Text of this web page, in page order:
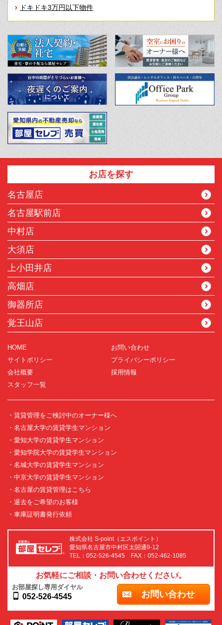
ドキドキ3万円以下物件
お店を探す
名古屋店
名古屋駅前店
中村店
大須店
上小田井店
高畑店
御器所店
覚王山店
HOME
お問い合わせ
サイトポリシー
プライバシーポリシー
会社概要
採用情報
スタッフ一覧
・賃貸管理をご検討中のオーナー様へ
・名古屋大学の賃貸学生マンション
・愛知大学の賃貸学生マンション
・愛知学院大学の賃貸学生マンション
・名城大学の賃貸学生マンション
・中京大学の賃貸学生マンション
・名古屋の賃貸管理はこちら
・退去をご希望のお客様
・車庫証明書発行依頼
株式会社 S-point（エスポイント）
愛知県名古屋市中村区太閤通9-12
TEL：052-526-4545 FAX：052-462-1085
お気軽にご相談・お問い合わせください。
お部屋探し専用ダイヤル
052-526-4545 お問い合わせ